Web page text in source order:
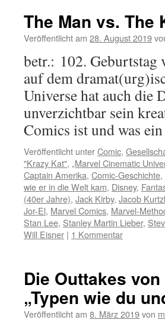
The Man vs. The
Veröffentlicht am 28. August 2019
betr.: 102. Geburtstag
auf dem
Universe hat auch die
unverzichtbar sein
Comics ist und was
Veröffentlicht unterComic,
"Krazy Kat", „Marvel Cinematic
Captain Amerika, Comic-Geschichte,
wie er in die Welt kam, Disney,
(40er Jahre), Jack Kirby, Jacob
Jor-El, Marvel Comics, Marvel-
Stan Lee, Stanley Martin Lieber,
Will Eisner | 1 Kommentar
Die Outtakes
„Typen wie du
Veröffentlicht am 8. März 2019von